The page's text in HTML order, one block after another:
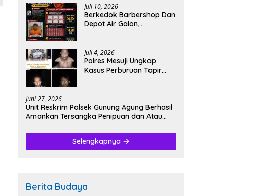
Di bekuk Saat Berusaha
Buang Barang Bukti.
Juli 10, 2026
Berkedok Barbershop Dan
Depot Air Galon,
Dugaan Gudang Sabu di
Way Kenanga.
Juli 4, 2026
‎Polres Mesuji Ungkap
Kasus Perburuan Tapir
Juni 27, 2026
Unit Reskrim Polsek Gunung Agung Berhasil
Amankan Tersangka Penipuan dan Atau
Selengkapnya
Berita Budaya